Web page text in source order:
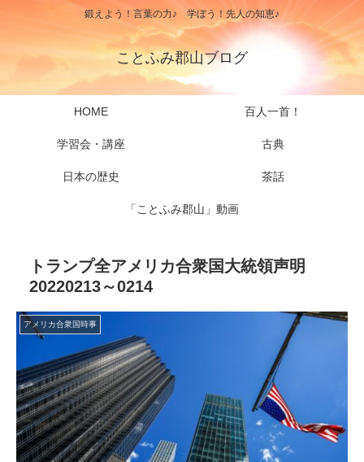
鍛えよう！言葉の力♪ 学ぼう！先人の知恵♪
ことふみ郡山ブログ
HOME 百人一首！
学習会・講座 古典
日本の歴史 茶話
「ことふみ郡山」動画
トランプ全アメリカ合衆国大統領声明
20220213～0214
アメリカ合衆国時事